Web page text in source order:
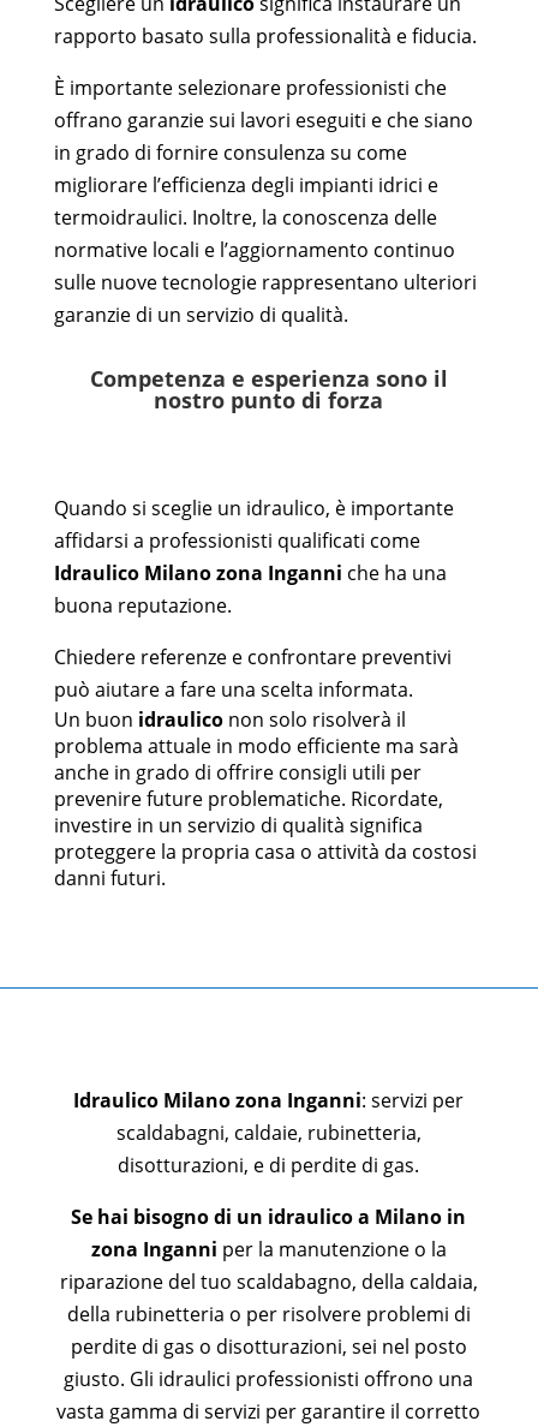
rapporto basato sulla professionalità e fiducia.
È importante selezionare professionisti che
offrano garanzie sui lavori eseguiti e che siano
in grado di fornire consulenza su come
migliorare l’efficienza degli impianti idrici e
termoidraulici. Inoltre, la conoscenza delle
normative locali e l’aggiornamento continuo
sulle nuove tecnologie rappresentano ulteriori
garanzie di un servizio di qualità.
Competenza e esperienza sono il
nostro punto di forza
Quando si sceglie un idraulico, è importante
affidarsi a professionisti qualificati come
Idraulico Milano zona Inganni che ha una
buona reputazione.
Chiedere referenze e confrontare preventivi
può aiutare a fare una scelta informata.
Un buon idrauliconon solo risolverà il
problema attuale in modo efficiente ma sarà
anche in grado di offrire consigli utili per
prevenire future problematiche. Ricordate,
investire in un servizio di qualità significa
proteggere la propria casa o attività da costosi
danni futuri.
Idraulico Milano zona Inganni: servizi per
scaldabagni, caldaie, rubinetteria,
disotturazioni, e di perdite di gas.
Se hai bisogno di un idraulico a Milano in
zona Inganni per la manutenzione o la
riparazione del tuo scaldabagno, della caldaia,
della rubinetteria o per risolvere problemi di
perdite di gas o disotturazioni, sei nel posto
giusto. Gli idraulici professionisti offrono una
vasta gamma di servizi per garantire il corretto